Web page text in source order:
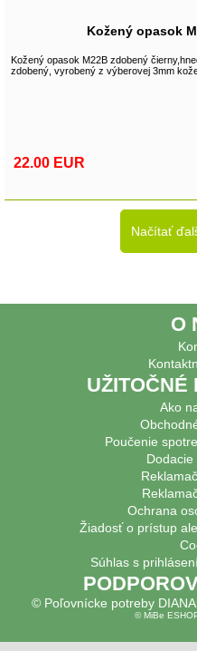
Kožený opasok
Kožený opasok M22B zdobený
zdobený, vyrobený z výberovej 3mm
22.00 EUR
Načítať
O
UŽITOČNÉ
Ako
Poučenie
Ochrana
Žiadosť o prístup
Súhlas s
© Poľovnícke potreby
© MiBe